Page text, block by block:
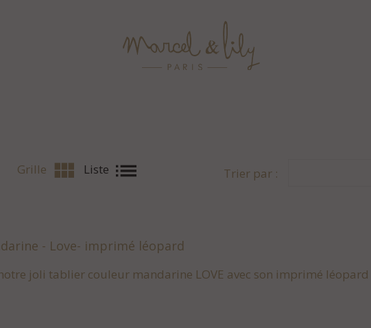
Grille view_module Liste list Trier par :
- Love- imprimé léopard
joli tablier couleur mandarine LOVE avec son imprimé